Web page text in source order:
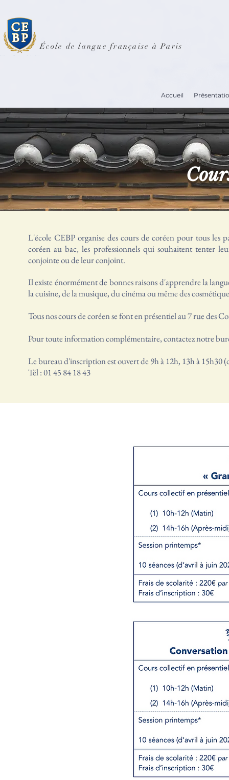
École de langue française à Paris
Accueil
L'école CEBP organise des cours de coréen pour tous les
coréen au bac, les professionnels qui souhaitent tenter
conjointe ou de leur conjoint.
Il existe énormément de bonnes raisons d'apprendre la
la cuisine, de la musique, du cinéma ou même des
Tous nos cours de coréen se font enprésentiel au 7 rue des
Pour toute information complémentaire, contactez notre
Le bureau d'inscription est ouvert de 9h à 12h, 13h à
Tél : 01 45 84 18 43